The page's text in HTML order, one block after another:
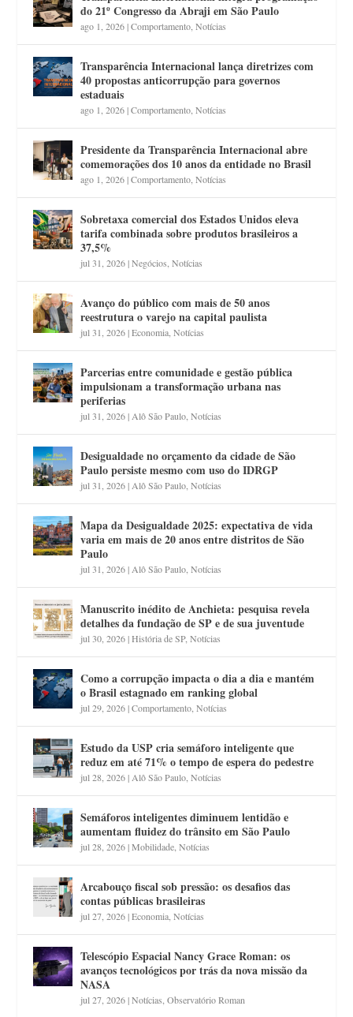
do 21º Congresso da Abraji em São Paulo
ago 1, 2026|Comportamento ,Notícias
Transparência Internacional lança diretrizes com
40 propostas anticorrupção para governos
estaduais
ago 1, 2026|Comportamento ,Notícias
Presidente da Transparência Internacional abre
comemorações dos 10 anos da entidade no Brasil
ago 1, 2026|Comportamento ,Notícias
Sobretaxa comercial dos Estados Unidos eleva
tarifa combinada sobre produtos brasileiros a
37,5%
jul 31, 2026|Negócios ,Notícias
Avanço do público com mais de 50 anos
reestrutura o varejo na capital paulista
jul 31, 2026|Economia ,Notícias
Parcerias entre comunidade e gestão pública
impulsionam a transformação urbana nas
periferias
jul 31, 2026| Alô São Paulo ,Notícias
Desigualdade no orçamento da cidade de São
Paulo persiste mesmo com uso do IDRGP
jul 31, 2026| Alô São Paulo ,Notícias
Mapa da Desigualdade 2025: expectativa de vida
varia em mais de 20 anos entre distritos de São
Paulo
jul 31, 2026| Alô São Paulo ,Notícias
Manuscrito inédito de Anchieta: pesquisa revela
detalhes da fundação de SP e de sua juventude
jul 30, 2026|História de SP,Notícias
Como a corrupção impacta o dia a dia e mantém
o Brasil estagnado em ranking global
jul 29, 2026|Comportamento ,Notícias
Estudo da USP cria semáforo inteligente que
reduz em até 71% o tempo de espera do pedestre
jul 28, 2026| Alô São Paulo ,Notícias
Semáforos inteligentes diminuem lentidão e
aumentam fluidez do trânsito em São Paulo
jul 28, 2026|Mobilidade ,Notícias
Arcabouço fiscal sob pressão: os desafios das
contas públicas brasileiras
jul 27, 2026|Economia ,Notícias
Telescópio Espacial Nancy Grace Roman: os
avanços tecnológicos por trás da nova missão da
NASA
jul 27, 2026|Notícias ,Observatório Roman